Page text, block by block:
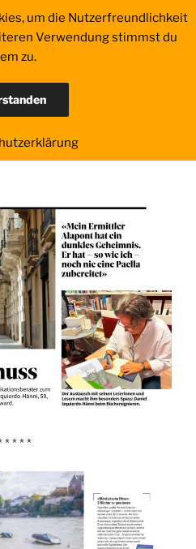
SPANIEN-
* * * *
um die Nutzerfreundlichkeit
Verwendung stimmst du
zu.